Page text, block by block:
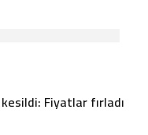
Fiyatlar fırladı